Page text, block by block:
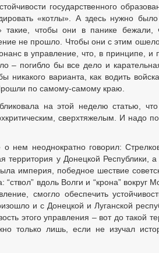
государственного
«котлы». А здесь нужно
такие, чтобы они в панике бежали,
не прошло. Чтобы они с этим
в управление, что, в принципе,
– погибло бы все дело и
никакого варианта, как водить
по самому-самому краю.
на этой неделю статью,
сверхтяжелым. И надо
нем неоднократно говорил:
территория у Донецкой Республики,
империя, победное шествие
“ствол” вдоль Волги и “крона”
смогло обеспечить
и с Донецкой и Луганской
этого управления – вот до такой
только лишь, если не изучал